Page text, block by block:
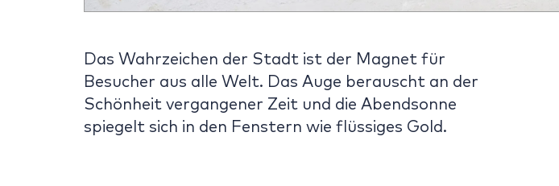
Das Wahrzeichen der Stadt ist der Magnet für
Besucher aus alle Welt. Das Auge berauscht an der
Schönheit vergangener Zeit und die Abendsonne
spiegelt sich in den Fenstern wie flüssiges Gold.